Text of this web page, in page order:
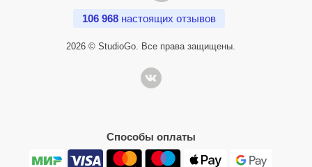
106 968 настоящих отзывов
2026 © StudioGo. Все права защищены.
Способы оплаты